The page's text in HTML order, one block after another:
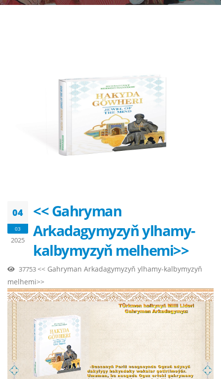
04
03
2025
<< Gahryman
Arkadagymyzyň ylhamy-
kalbymyzyň melhemi>>
37753 << Gahryman Arkadagymyzyň ylhamy-kalbymyzyň
melhemi>>